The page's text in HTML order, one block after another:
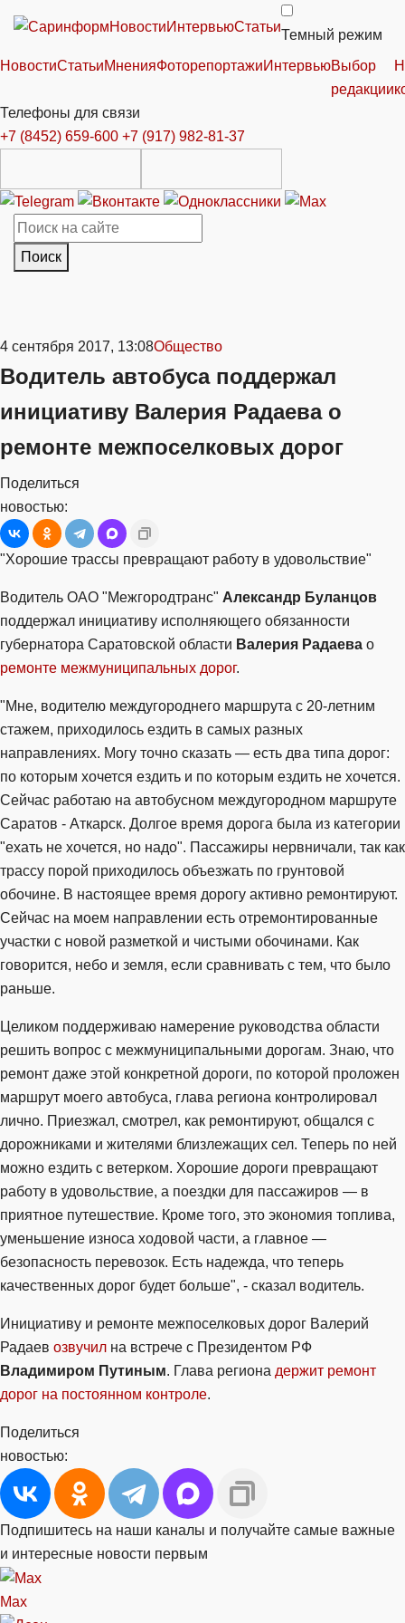
НовостиИнтервьюСтатьи
Темный режим
НовостиСтатьиМненияФоторепортажиИнтервьюВыбор
редакции
Телефоны для связи
+7 (8452) 659-600 +7 (917) 982-81-37
Поиск
4 сентября 2017, 13:08Общество
Водитель автобуса поддержал
инициативу Валерия Радаева о
ремонте межпоселковых дорог
Поделиться
новостью:
"Хорошие трассы превращают работу в удовольствие"
Водитель ОАО "Межгородтранс" Александр Буланцов
поддержал инициативу исполняющего обязанности
губернатора Саратовской области Валерия Радаева о
ремонте межмуниципальных дорог.
"Мне, водителю междугороднего маршрута с 20-летним
стажем, приходилось ездить в самых разных
направлениях. Могу точно сказать — есть два типа дорог:
по которым хочется ездить и по которым ездить не хочется.
Сейчас работаю на автобусном междугородном маршруте
Саратов - Аткарск. Долгое время дорога была из категории
"ехать не хочется, но надо". Пассажиры нервничали, так как
трассу порой приходилось объезжать по грунтовой
обочине. В настоящее время дорогу активно ремонтируют.
Сейчас на моем направлении есть отремонтированные
участки с новой разметкой и чистыми обочинами. Как
говорится, небо и земля, если сравнивать с тем, что было
раньше.
Целиком поддерживаю намерение руководства области
решить вопрос с межмуниципальными дорогам. Знаю, что
ремонт даже этой конкретной дороги, по которой проложен
маршрут моего автобуса, глава региона контролировал
лично. Приезжал, смотрел, как ремонтируют, общался с
дорожниками и жителями близлежащих сел. Теперь по ней
можно ездить с ветерком. Хорошие дороги превращают
работу в удовольствие, а поездки для пассажиров — в
приятное путешествие. Кроме того, это экономия топлива,
уменьшение износа ходовой части, а главное —
безопасность перевозок. Есть надежда, что теперь
качественных дорог будет больше", - сказал водитель.
Инициативу и ремонте межпоселковых дорог Валерий
Радаев озвучил на встрече с Президентом РФ
Владимиром Путиным. Глава региона держит ремонт
дорог на постоянном контроле.
Поделиться
новостью:
Подпишитесь на наши каналы и получайте самые важные
и интересные новости первым
Max